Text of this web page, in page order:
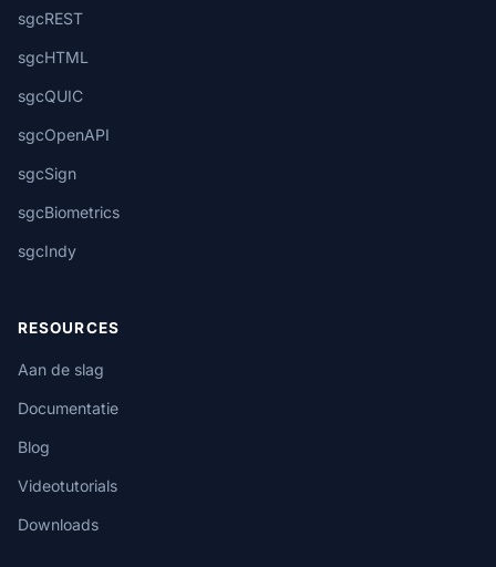
sgcREST
sgcHTML
sgcQUIC
sgcOpenAPI
sgcSign
sgcBiometrics
sgcIndy
RESOURCES
Aan de slag
Documentatie
Blog
Videotutorials
Downloads